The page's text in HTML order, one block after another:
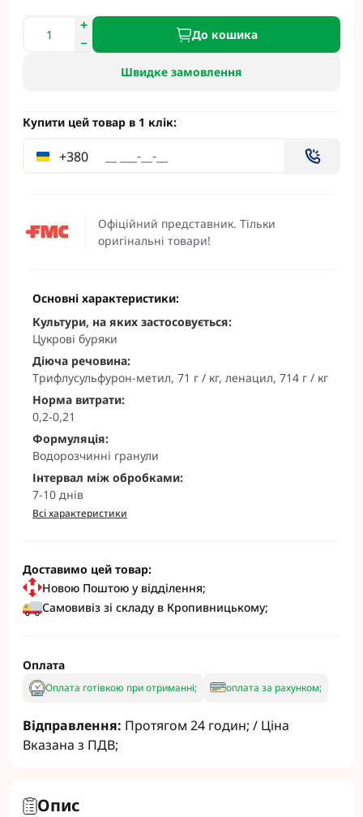
Офіційний представник. Тільки
оригінальні товари!
До кошика
Швидке замовлення
Купити цей товар в 1 клік:
+380
Основні характеристики:
Культури, на яких застосовується:
Цукрові буряки
Діюча речовина:
Трифлусульфурон-метил, 71 г / кг, ленацил, 714 г / кг
Норма витрати:
0,2-0,21
Формуляція:
Водорозчинні гранули
Інтервал між обробками:
7-10 днів
Всі характеристики
Доставимо цей товар:
Новою Поштою у відділення;
Самовивіз зі складу в Кропивницькому;
Оплата
Оплата готівкою при отриманні; оплата за рахунком;
Відправлення: Протягом 24 годин; / Ціна
Вказана з ПДВ;
Опис